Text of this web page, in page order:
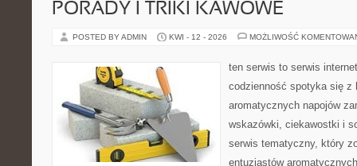
PORADY I TRIKI KAWOWE
POSTED BY ADMIN KWI - 12 - 2026 MOŻLIWOŚĆ
ten serwis to serwis
codzienność spotyka się z
aromatycznych napojów
wskazówki, ciekawostki i
serwis tematyczny, który
entuzjastów